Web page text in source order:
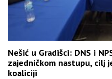
Nešić u Gradišci: DNS i
zajedničkom nastupu, cilj
koaliciji